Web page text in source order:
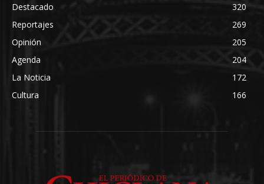
Destacado
320
Reportajes
269
Opinión
205
Agenda
204
La Noticia
172
Cultura
166